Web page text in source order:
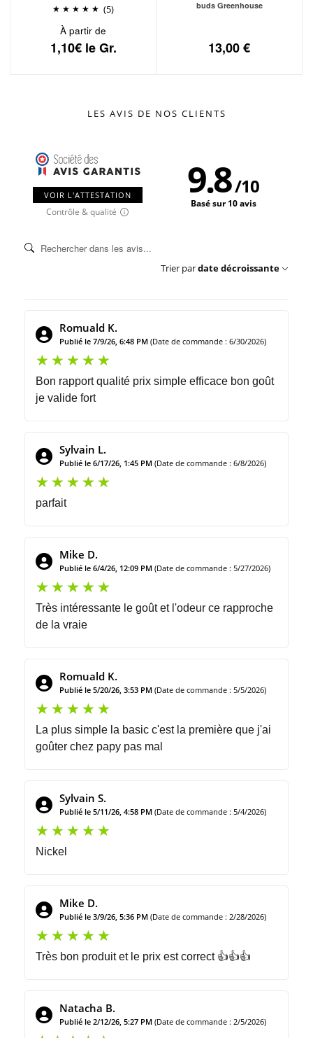
(5)
À partir de
1,10€ le Gr.
buds Greenhouse
13,00€
LES AVIS DE NOS CLIENTS
VOIR L'ATTESTATION
Contrôle & qualité
9.8/10
Basé sur 10 avis
Trier pardate décroissante
Romuald K.
Publié le 7/9/26, 6:48 PM (Date de commande : 6/30/2026)
Bon rapport qualité prix simple efficace bon goût
je valide fort
Sylvain L.
Publié le 6/17/26, 1:45 PM (Date de commande : 6/8/2026)
parfait
Mike D.
Publié le 6/4/26, 12:09 PM (Date de commande : 5/27/2026)
Très intéressante le goût et l'odeur ce rapproche
de la vraie
Romuald K.
Publié le 5/20/26, 3:53 PM (Date de commande : 5/5/2026)
La plus simple la basic c'est la première que j'ai
goûter chez papy pas mal
Sylvain S.
Publié le 5/11/26, 4:58 PM (Date de commande : 5/4/2026)
Nickel
Mike D.
Publié le 3/9/26, 5:36 PM (Date de commande : 2/28/2026)
Très bon produit et le prix est correct 👍👍👍
Natacha B.
Publié le 2/12/26, 5:27 PM (Date de commande : 2/5/2026)